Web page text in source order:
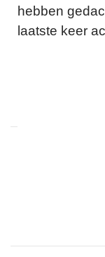
hebben
laatste keer